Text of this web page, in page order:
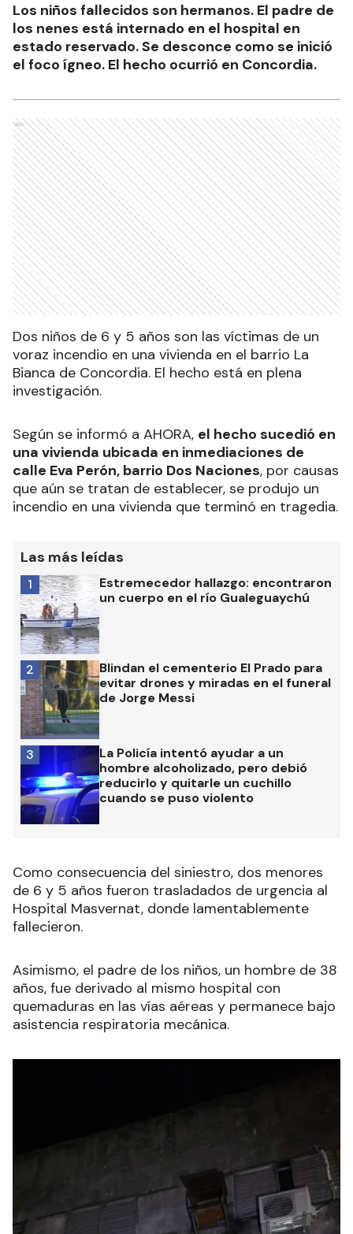
Los niños fallecidos son hermanos. El padre de
los nenes está internado en el hospital en
estado reservado. Se desconce como se inició
el foco ígneo. El hecho ocurrió en Concordia.
Ads
Dos niños de 6 y 5 años son las víctimas de un
voraz incendio en una vivienda en el barrio La
Bianca de Concordia. El hecho está en plena
investigación.
Según se informó a AHORA, el hecho sucedió en
una vivienda ubicada en inmediaciones de
calle Eva Perón, barrio Dos Naciones, por causas
que aún se tratan de establecer, se produjo un
incendio en una vivienda que terminó en tragedia.
Las más leídas
Estremecedor hallazgo: encontraron
un cuerpo en el río Gualeguaychú
1
Blindan el cementerio El Prado para
evitar drones y miradas en el funeral
de Jorge Messi
2
La Policía intentó ayudar a un
hombre alcoholizado, pero debió
reducirlo y quitarle un cuchillo
cuando se puso violento
3
Como consecuencia del siniestro, dos menores
de 6 y 5 años fueron trasladados de urgencia al
Hospital Masvernat, donde lamentablemente
fallecieron.
Asimismo, el padre de los niños, un hombre de 38
años, fue derivado al mismo hospital con
quemaduras en las vías aéreas y permanece bajo
asistencia respiratoria mecánica.